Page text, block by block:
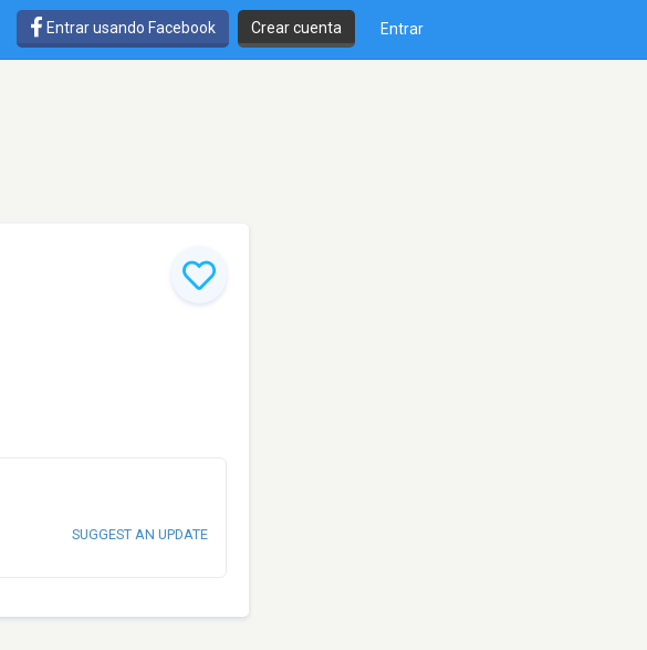
Entrar usando Facebook Crear cuenta Entrar
SUGGEST AN UPDATE